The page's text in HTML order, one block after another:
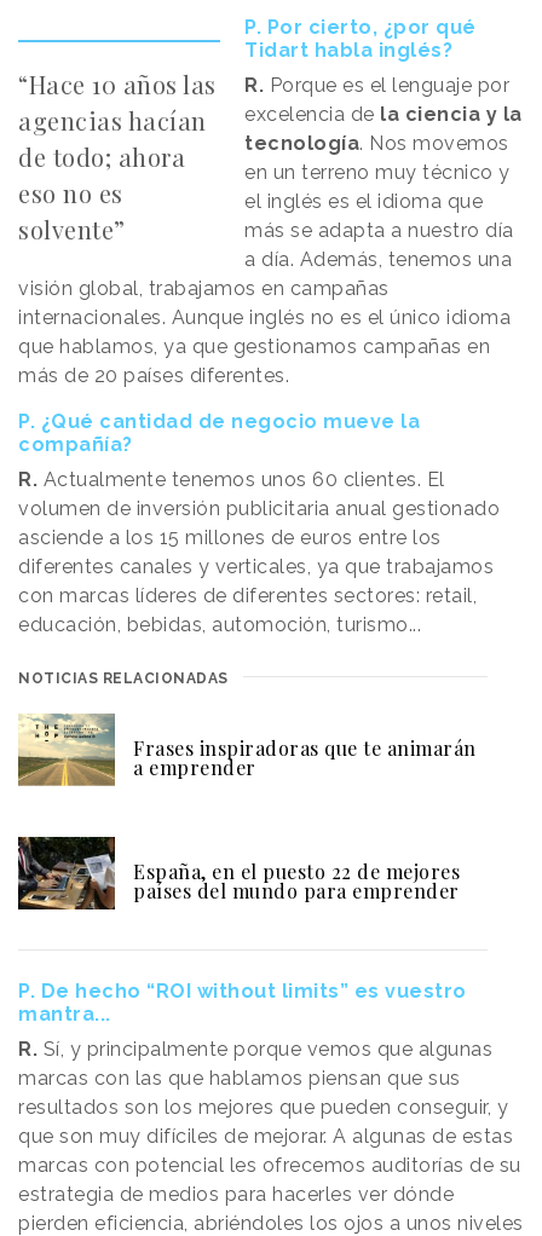
“Hace 10 años las
agencias hacían
de todo; ahora
eso no es
solvente”
P. Por cierto, ¿por qué
Tidart habla inglés?
R. Porque es el lenguaje por
excelencia de la ciencia y la
tecnología. Nos movemos
en un terreno muy técnico y
el inglés es el idioma que
más se adapta a nuestro día
a día. Además, tenemos una
visión global, trabajamos en campañas
internacionales. Aunque inglés no es el único idioma
que hablamos, ya que gestionamos campañas en
más de 20 países diferentes.
P. ¿Qué cantidad de negocio mueve la
compañía?
R. Actualmente tenemos unos 60 clientes. El
volumen de inversión publicitaria anual gestionado
asciende a los 15 millones de euros entre los
diferentes canales y verticales, ya que trabajamos
con marcas líderes de diferentes sectores: retail,
educación, bebidas, automoción, turismo...
NOTICIAS RELACIONADAS
Frases inspiradoras que te animarán
a emprender
España, en el puesto 22 de mejores
países del mundo para emprender
P. De hecho “ROI without limits” es vuestro
mantra...
R. Sí, y principalmente porque vemos que algunas
marcas con las que hablamos piensan que sus
resultados son los mejores que pueden conseguir, y
que son muy difíciles de mejorar. A algunas de estas
marcas con potencial les ofrecemos auditorías de su
estrategia de medios para hacerles ver dónde
pierden eficiencia, abriéndoles los ojos a unos niveles